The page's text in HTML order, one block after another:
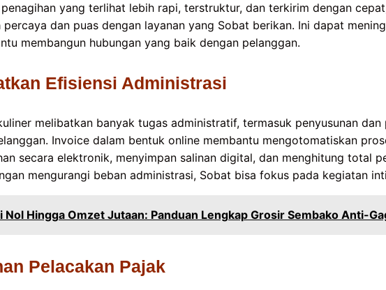
yang terlihat lebih rapi, terstruktur, dan terkirim dengan
percaya dan puas dengan layanan yang Sobat berikan. Ini dapat
membangun hubungan yang baik dengan pelanggan.
Efisiensi Administrasi
melibatkan banyak tugas administratif, termasuk penyusunan dan
Invoice dalam bentuk online membantu mengotomatiskan
secara elektronik, menyimpan salinan digital, dan menghitung total
mengurangi beban administrasi, Sobat bisa fokus pada kegiatan
Nol Hingga Omzet Jutaan: Panduan Lengkap Grosir Sembako Anti-
Pelacakan Pajak